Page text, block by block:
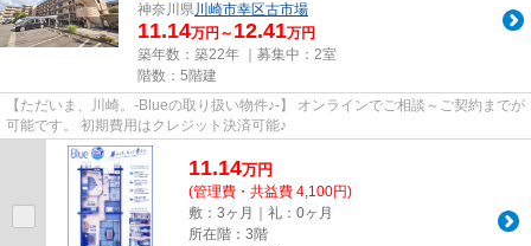
神奈川県川崎市幸区古市場
11.14万円～ 12.41万円
築年数：築22年 ｜募集中： 2室
階数：5階建
【ただいま、川崎。-Blueの取り扱い物件♪-】 オンラインでご相談～ご契約までが
可能です。 初期費用はクレジット決済可能♪
11.14万円
(管理費・共益費 4,100円)
敷：3ヶ月｜礼：0ヶ月
所在階：3階